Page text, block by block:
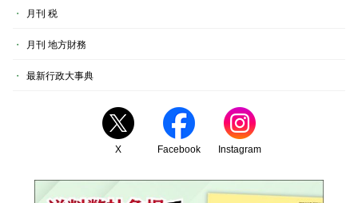
月刊 税
月刊 地方財務
最新行政大事典
X Facebook Instagram